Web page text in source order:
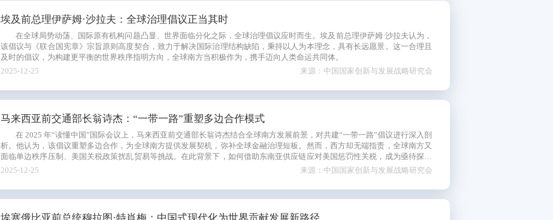
埃及前总理伊萨姆·沙拉夫：全球治理倡议正当其时
在全球局势动荡、国际原有机构问题凸显、世界面临分化之际，全球治理倡议应时而生。埃及前总理伊萨姆·沙拉夫认为，
该倡议与《联合国宪章》宗旨原则高度契合，致力于解决国际治理结构缺陷，秉持以人为本理念，具有长远愿景。这一合理且
及时的倡议，为构建更平衡的世界秩序指明方向，全球南方当积极作为，携手迈向人类命运共同体。
2025-12-25
来源：中国国家创新与发展战略研究会
马来西亚前交通部长翁诗杰：“一带一路”重塑多边合作模式
在 2025 年“读懂中国”国际会议上，马来西亚前交通部长翁诗杰结合全球南方发展前景，对共建“一带一路”倡议进行深入剖
析。他认为，该倡议重塑多边合作，为全球南方提供发展契机，弥补全球金融治理短板。然而，西方却无端指责，全球南方又
面临单边秩序压制、美国关税政策扰乱贸易等挑战。在此背景下，如何借助东南亚供应链应对美国惩罚性关税，成为亟待探索
的重要课题。
2025-12-25 来源：中国国家创新与发展战略研究会